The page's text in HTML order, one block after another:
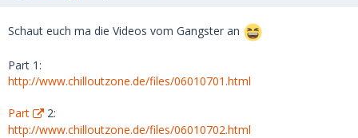
Schaut euch ma die Videos vom Gangster an
Part 1:
http://www.chilloutzone.de/files/06010701.html
Part
2:
http://www.chilloutzone.de/files/06010702.html